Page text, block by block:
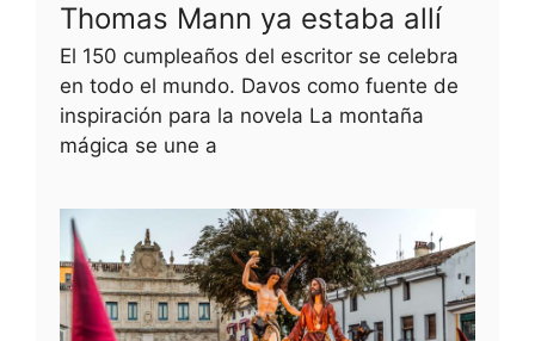
Thomas Mann ya estaba allí
El 150 cumpleaños del escritor se celebra
en todo el mundo. Davos como fuente de
inspiración para la novela La montaña
mágica se une a